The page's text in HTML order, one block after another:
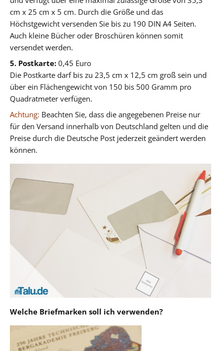
cm x 25 cm x 5 cm. Durch die Größe und das
Höchstgewicht versenden Sie bis zu 190 DIN A4 Seiten.
Auch kleine Bücher oder Broschüren können somit
versendet werden.
5. Postkarte: 0,45 Euro
Die Postkarte darf bis zu 23,5 cm x 12,5 cm groß sein und
über ein Flächengewicht von 150 bis 500 Gramm pro
Quadratmeter verfügen.
Achtung: Beachten Sie, dass die angegebenen Preise nur
für den Versand innerhalb von Deutschland gelten und die
Preise durch die Deutsche Post jederzeit geändert werden
können.
Welche Briefmarken soll ich verwenden?